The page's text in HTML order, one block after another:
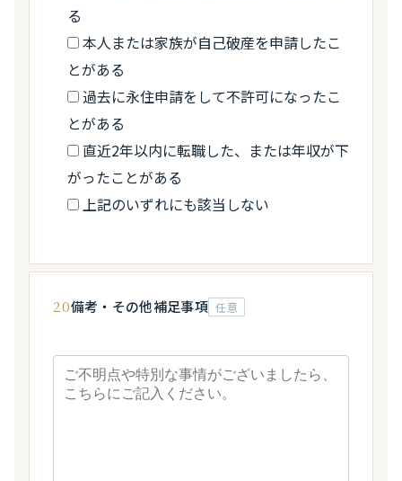
る
本人または家族が自己破産を申請したこ
とがある
過去に永住申請をして不許可になったこ
とがある
直近2年以内に転職した、または年収が下
がったことがある
上記のいずれにも該当しない
20備考・その他補足事項 任意